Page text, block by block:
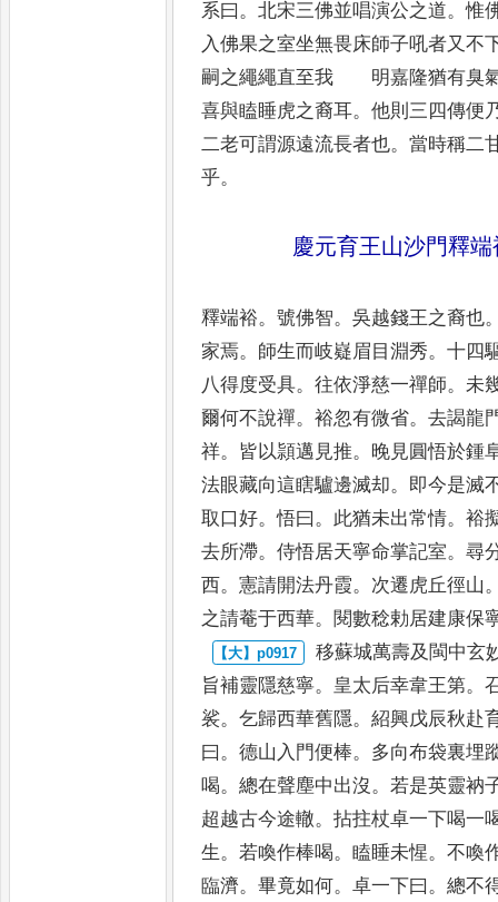
系曰 。北宋三佛並唱演公之道。惟
入佛果之室坐無畏床師子吼者又不
嗣之繩繩直至我 明嘉隆猶有臭
喜與瞌睡虎之裔耳。他則三四傳便
二老可謂源遠流長者也。當時稱二
乎。
慶元育王山沙門釋
釋端裕。號佛智。吳越錢王之裔也
家焉。 師生而岐嶷眉目淵秀。十四
八得度受具。往依淨慈一禪師。 未
爾何不說禪。裕忽有微省。去謁龍
祥。 皆 以頴邁見推。 晚見圓悟於鍾
法眼藏向這瞎驢邊滅却。
即今是滅
取口好。悟曰 。 此猶未出常情。裕
去所滯。侍悟居天寧命掌記室。尋
西。憲請開法丹霞。 次遷虎丘徑山
之請菴于西華。 閱數稔勅居建康保
移蘇城萬壽及閩中玄
旨補靈隱慈寧。 皇太后幸韋王第。
裟。乞歸西華舊隱。紹興戊辰秋赴
曰 。德山入門便棒。 多向布袋裏埋
喝。總在聲塵中出沒 。 若是英靈衲
超越古今途轍。拈拄杖卓一下喝一
生 。 若喚作棒喝。瞌睡未惺。不喚
臨濟。畢竟如何。卓一下曰 。總不